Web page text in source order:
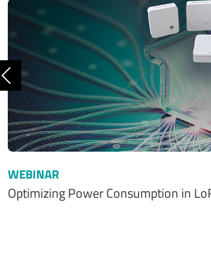
WEBINAR
Optimizing Power Consumption in
前へ